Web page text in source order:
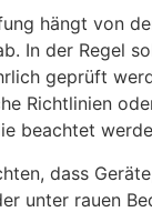
hängt von
In der Regel
geprüft
Richtlinien
beachtet
dass
unter rauen